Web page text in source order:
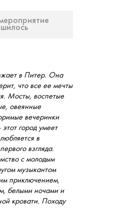
в Питер. Она
что все ее мечты
Мосты, воспетые
овеянные
вечеринки
город умеет
в
взгляда.
с молодым
музыкантом
приключением,
белыми ночами и
кровати. Походу